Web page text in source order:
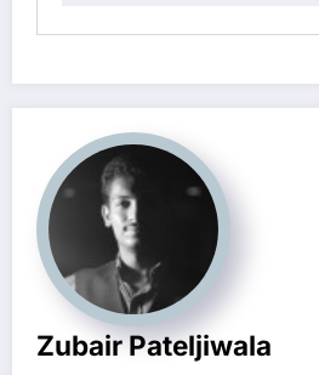
Zubair Pateljiwala